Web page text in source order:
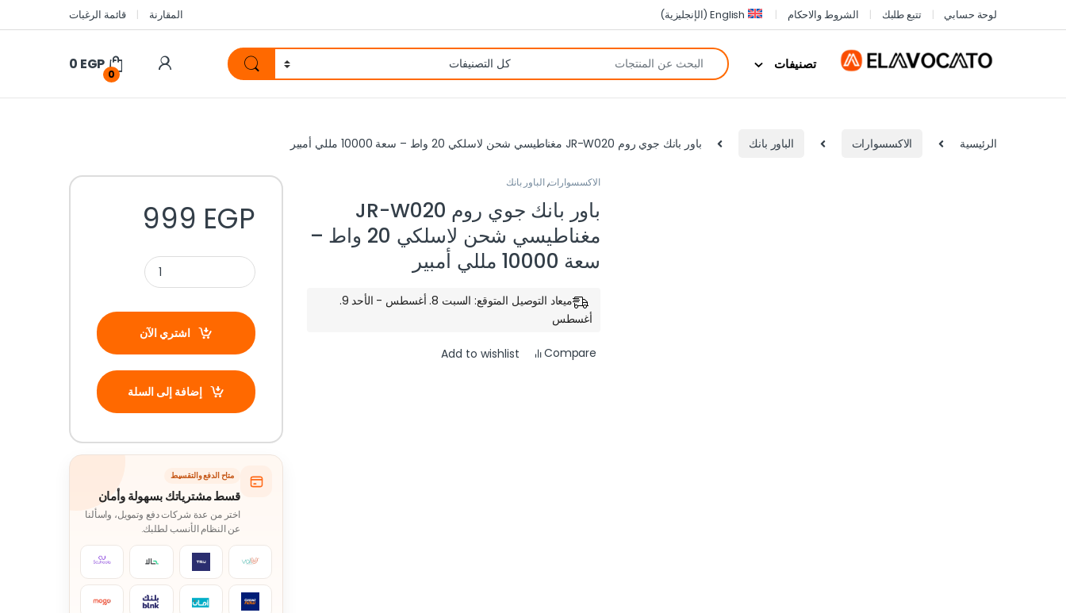
لوحة حسابي تتبع طلبك الشروط والاحكام English
(الإنجليزية) المقارنة قائمة الرغبات
تصنيفات
0
0 EGP
الرئيسية الاكسسوارات الباور بانك باور بانك جوي روم JR-W020 مغناطيسي شحن لاسلكي 20 واط – سعة 10000 مللي أمبير
الاكسسوارات,الباور بانك
باور بانك جوي روم JR-W020
مغناطيسي شحن لاسلكي 20 واط –
سعة 10000 مللي أمبير
ميعاد التوصيل المتوقع: السبت 8. أغسطس - الأحد 9.
أغسطس
Compare
Add to wishlist
999 EGP
اشتري الآن
إضافة إلى السلة
متاح الدفع والتقسيط
قسط مشترياتك بسهولة وأمان
اختر من عدة شركات دفع وتمويل، واسألنا
عن النظام الأنسب لطلبك.